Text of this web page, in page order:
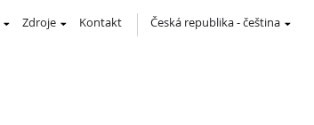
Zdroje Kontakt Česká republika-čeština